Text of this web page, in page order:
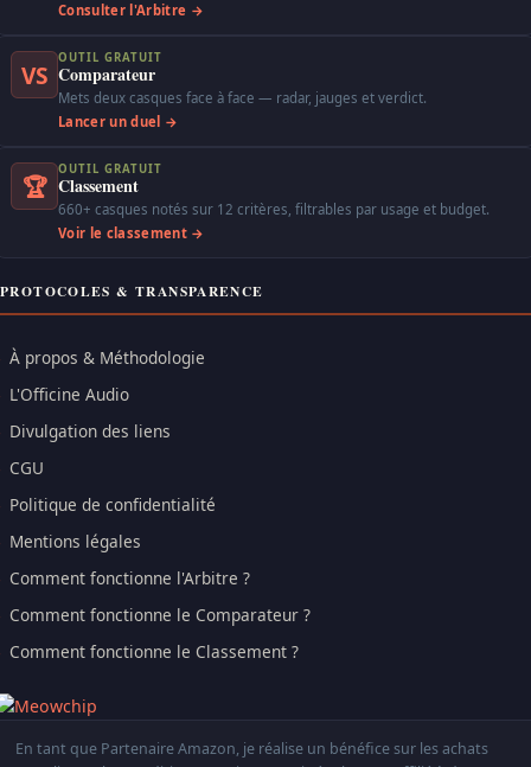
Consulter l'Arbitre →
VS
OUTIL GRATUIT
Comparateur
Mets deux casques face à face — radar, jauges et verdict.
Lancer un duel →
🏆
OUTIL GRATUIT
Classement
660+ casques notés sur 12 critères, filtrables par usage et budget.
Voir le classement →
PROTOCOLES & TRANSPARENCE
À propos & Méthodologie
L'Officine Audio
Divulgation des liens
CGU
Politique de confidentialité
Mentions légales
Comment fonctionne l'Arbitre ?
Comment fonctionne le Comparateur ?
Comment fonctionne le Classement ?
En tant que Partenaire Amazon, je réalise un bénéfice sur les achats